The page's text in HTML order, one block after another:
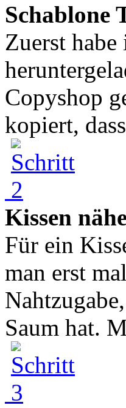
Schablone
Zuerst
Copyshop
kopiert,
Kissen
Für ein
man erst
Saum hat.